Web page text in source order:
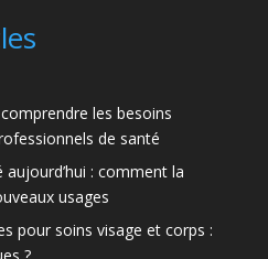
les besoins
de santé
: comment la
usages
pour soins visage et corps :